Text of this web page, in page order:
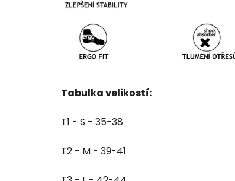
Tabulka velikostí:
T1 - S - 35-38
T2 - M - 39-41